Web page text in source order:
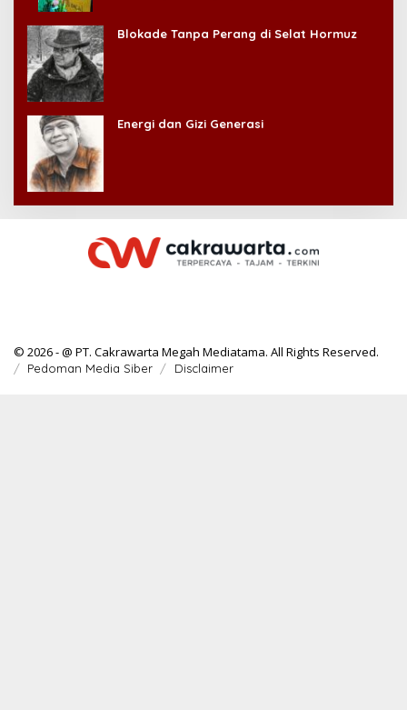
Blokade Tanpa Perang di Selat Hormuz
Energi dan Gizi Generasi
© 2026 - @ PT. Cakrawarta Megah Mediatama. All Rights Reserved.
Pedoman Media Siber Disclaimer